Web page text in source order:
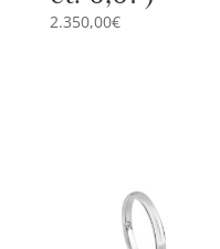
2.350,00€